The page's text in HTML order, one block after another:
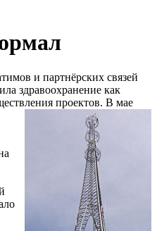
и партнёрских связей
здравоохранение как
проектов. В мае